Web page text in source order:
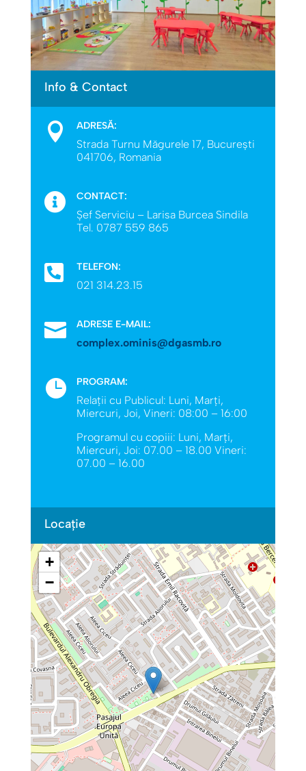
Info & Contact
 ADRESĂ:
Strada Turnu Măgurele 17, București
041706, Romania
 CONTACT:
Șef Serviciu – Larisa Burcea Sindila
Tel. 0787 559 865
 TELEFON:
021 314.23.15
 ADRESE E-MAIL:
complex.ominis@dgasmb.ro
 PROGRAM:
Relații cu Publicul: Luni, Marţi,
Miercuri, Joi, Vineri: 08:00 – 16:00
Programul cu copiii: Luni, Marţi,
Miercuri, Joi: 07.00 – 18.00 Vineri:
07.00 – 16.00
Locație
+
−